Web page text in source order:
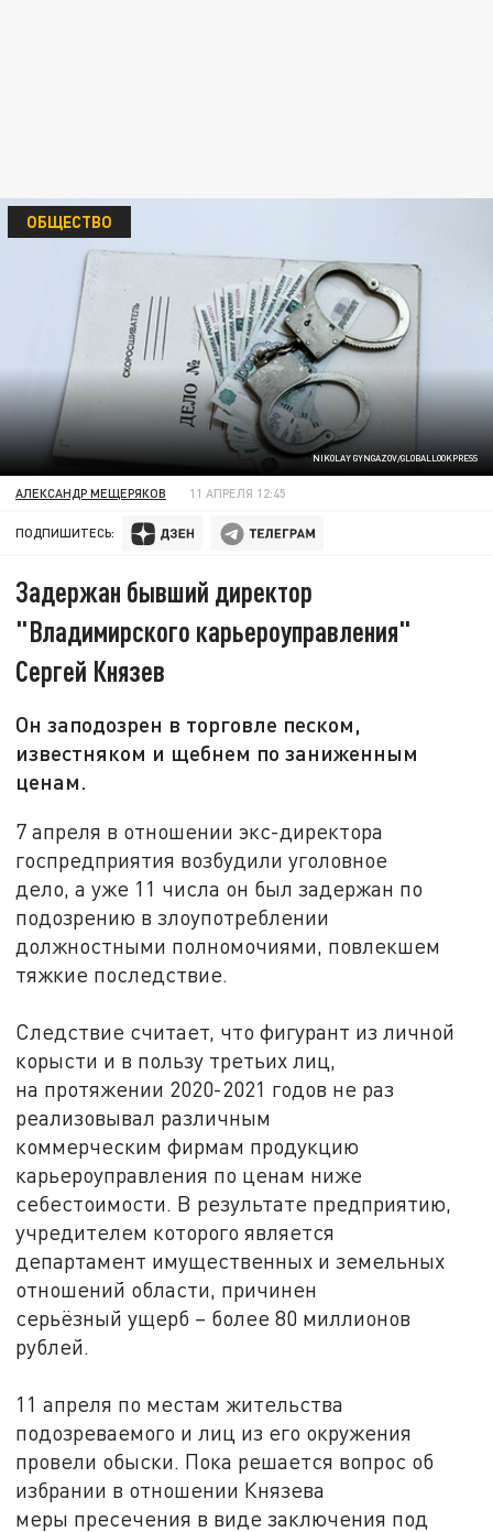
NIKOLAY GYNGAZOV/GLOBALLOOKPRESS
ОБЩЕСТВО
АЛЕКСАНДР МЕЩЕРЯКОВ 11 АПРЕЛЯ 12:45
ПОДПИШИТЕСЬ:
Задержан бывший директор
"Владимирского карьероуправления"
Сергей Князев
Он заподозрен в торговле песком,
известняком и щебнем по заниженным
ценам.
7 апреля в отношении экс-директора
госпредприятия возбудили уголовное
дело, а уже 11 числа он был задержан по
подозрению в злоупотреблении
должностными полномочиями, повлекшем
тяжкие последствие.
Следствие считает, что фигурант из личной
корысти и в пользу третьих лиц,
на протяжении 2020-2021 годов не раз
реализовывал различным
коммерческим фирмам продукцию
карьероуправления по ценам ниже
себестоимости. В результате предприятию,
учредителем которого является
департамент имущественных и земельных
отношений области, причинен
серьёзный ущерб – более 80 миллионов
рублей.
11 апреля по местам жительства
подозреваемого и лиц из его окружения
провели обыски. Пока решается вопрос об
избрании в отношении Князева
меры пресечения в виде заключения под